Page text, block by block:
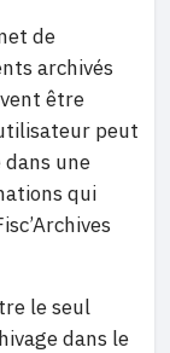
de
archivés
être
peut
une
qui
le seul
dans le